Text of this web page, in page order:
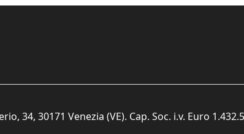
34, 30171 Venezia (VE). Cap. Soc. i.v. Euro